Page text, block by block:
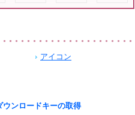
アイコン
ウンロードキーの取得